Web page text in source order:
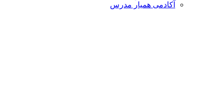
آکادمی همیار مدرس